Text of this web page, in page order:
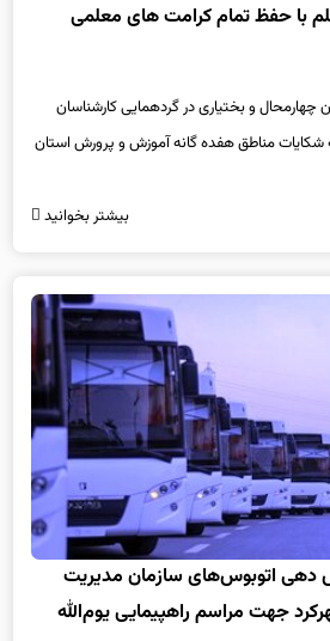
با حفظ تمام کرامت های معلمی
و بختیاری در گردهمایی کارشناسان
شکایات مناطق هفده گانه آموزش و پرورش استان
بیشتر بخوانید
دهی اتوبوس‌های سازمان مدیریت
جهت مراسم راهپیمایی یوم‌الله